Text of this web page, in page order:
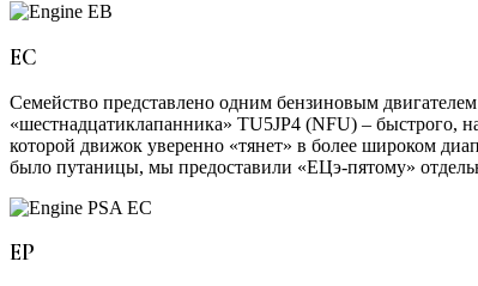
EC
Семейство представлено одним бензиновым
«шестнадцатиклапанника» TU5JP4 (NFU) – быстрого,
которой движок уверенно «тянет» в более широком
было путаницы, мы предоставили «ЕЦэ-пятому»
EP